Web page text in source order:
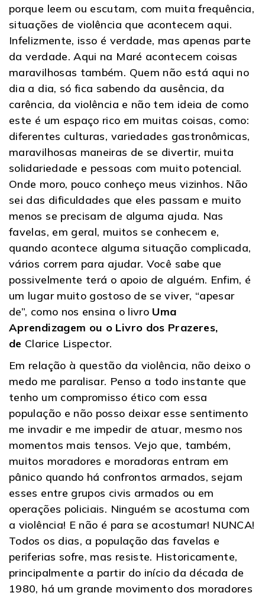
porque leem ou escutam, com muita frequência,
situações de violência que acontecem aqui.
Infelizmente, isso é verdade, mas apenas parte
da verdade. Aqui na Maré acontecem coisas
maravilhosas também. Quem não está aqui no
dia a dia, só fica sabendo da ausência, da
carência, da violência e não tem ideia de como
este é um espaço rico em muitas coisas, como:
diferentes culturas, variedades gastronômicas,
maravilhosas maneiras de se divertir, muita
solidariedade e pessoas com muito potencial.
Onde moro, pouco conheço meus vizinhos. Não
sei das dificuldades que eles passam e muito
menos se precisam de alguma ajuda. Nas
favelas, em geral, muitos se conhecem e,
quando acontece alguma situação complicada,
vários correm para ajudar. Você sabe que
possivelmente terá o apoio de alguém. Enfim, é
um lugar muito gostoso de se viver, “apesar
de”, como nos ensina o livro Uma
Aprendizagem ou o Livro dos Prazeres,
de Clarice Lispector.
Em relação à questão da violência, não deixo o
medo me paralisar. Penso a todo instante que
tenho um compromisso ético com essa
população e não posso deixar esse sentimento
me invadir e me impedir de atuar, mesmo nos
momentos mais tensos. Vejo que, também,
muitos moradores e moradoras entram em
pânico quando há confrontos armados, sejam
esses entre grupos civis armados ou em
operações policiais. Ninguém se acostuma com
a violência! E não é para se acostumar! NUNCA!
Todos os dias, a população das favelas e
periferias sofre, mas resiste. Historicamente,
principalmente a partir do início da década de
1980, há um grande movimento dos moradores